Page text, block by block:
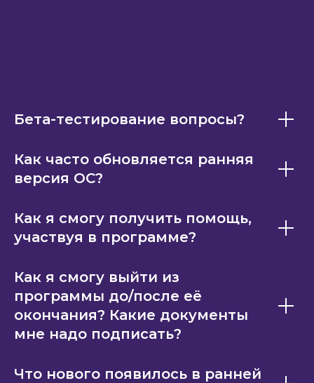
Бета-тестирование вопросы?
Как часто обновляется ранняя
версия ОС?
Как я смогу получить помощь,
участвуя в программе?
Как я смогу выйти из
программы до/после её
окончания? Какие документы
мне надо подписать?
Что нового появилось в ранней